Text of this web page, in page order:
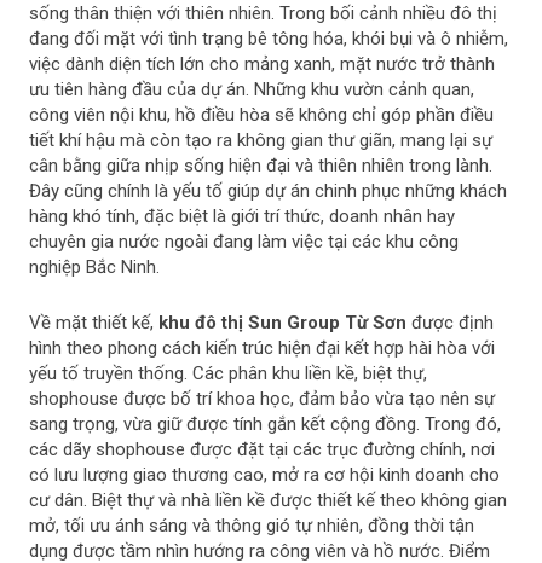
sống thân thiện với thiên nhiên. Trong bối cảnh nhiều đô thị
đang đối mặt với tình trạng bê tông hóa, khói bụi và ô nhiễm,
việc dành diện tích lớn cho mảng xanh, mặt nước trở thành
ưu tiên hàng đầu của dự án. Những khu vườn cảnh quan,
công viên nội khu, hồ điều hòa sẽ không chỉ góp phần điều
tiết khí hậu mà còn tạo ra không gian thư giãn, mang lại sự
cân bằng giữa nhịp sống hiện đại và thiên nhiên trong lành.
Đây cũng chính là yếu tố giúp dự án chinh phục những khách
hàng khó tính, đặc biệt là giới trí thức, doanh nhân hay
chuyên gia nước ngoài đang làm việc tại các khu công
nghiệp Bắc Ninh.
Về mặt thiết kế, khu đô thị Sun Group Từ Sơn được định
hình theo phong cách kiến trúc hiện đại kết hợp hài hòa với
yếu tố truyền thống. Các phân khu liền kề, biệt thự,
shophouse được bố trí khoa học, đảm bảo vừa tạo nên sự
sang trọng, vừa giữ được tính gắn kết cộng đồng. Trong đó,
các dãy shophouse được đặt tại các trục đường chính, nơi
có lưu lượng giao thương cao, mở ra cơ hội kinh doanh cho
cư dân. Biệt thự và nhà liền kề được thiết kế theo không gian
mở, tối ưu ánh sáng và thông gió tự nhiên, đồng thời tận
dụng được tầm nhìn hướng ra công viên và hồ nước. Điểm